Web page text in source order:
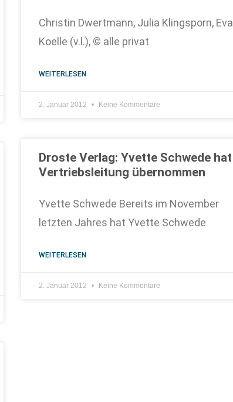
Christin Dwertmann, Julia Klingsporn, Eva
Koelle (v.l.), © alle privat
WEITERLESEN
2. Januar 2012 Keine Kommentare
Droste Verlag: Yvette Schwede hat
Vertriebsleitung übernommen
Yvette Schwede Bereits im November
letzten Jahres hat Yvette Schwede
WEITERLESEN
2. Januar 2012 Keine Kommentare